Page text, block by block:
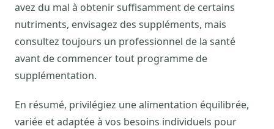
avez du mal à obtenir suffisamment de certains
nutriments, envisagez des suppléments, mais
consultez toujours un professionnel de la santé
avant de commencer tout programme de
supplémentation.
En résumé, privilégiez une alimentation équilibrée,
variée et adaptée à vos besoins individuels pour